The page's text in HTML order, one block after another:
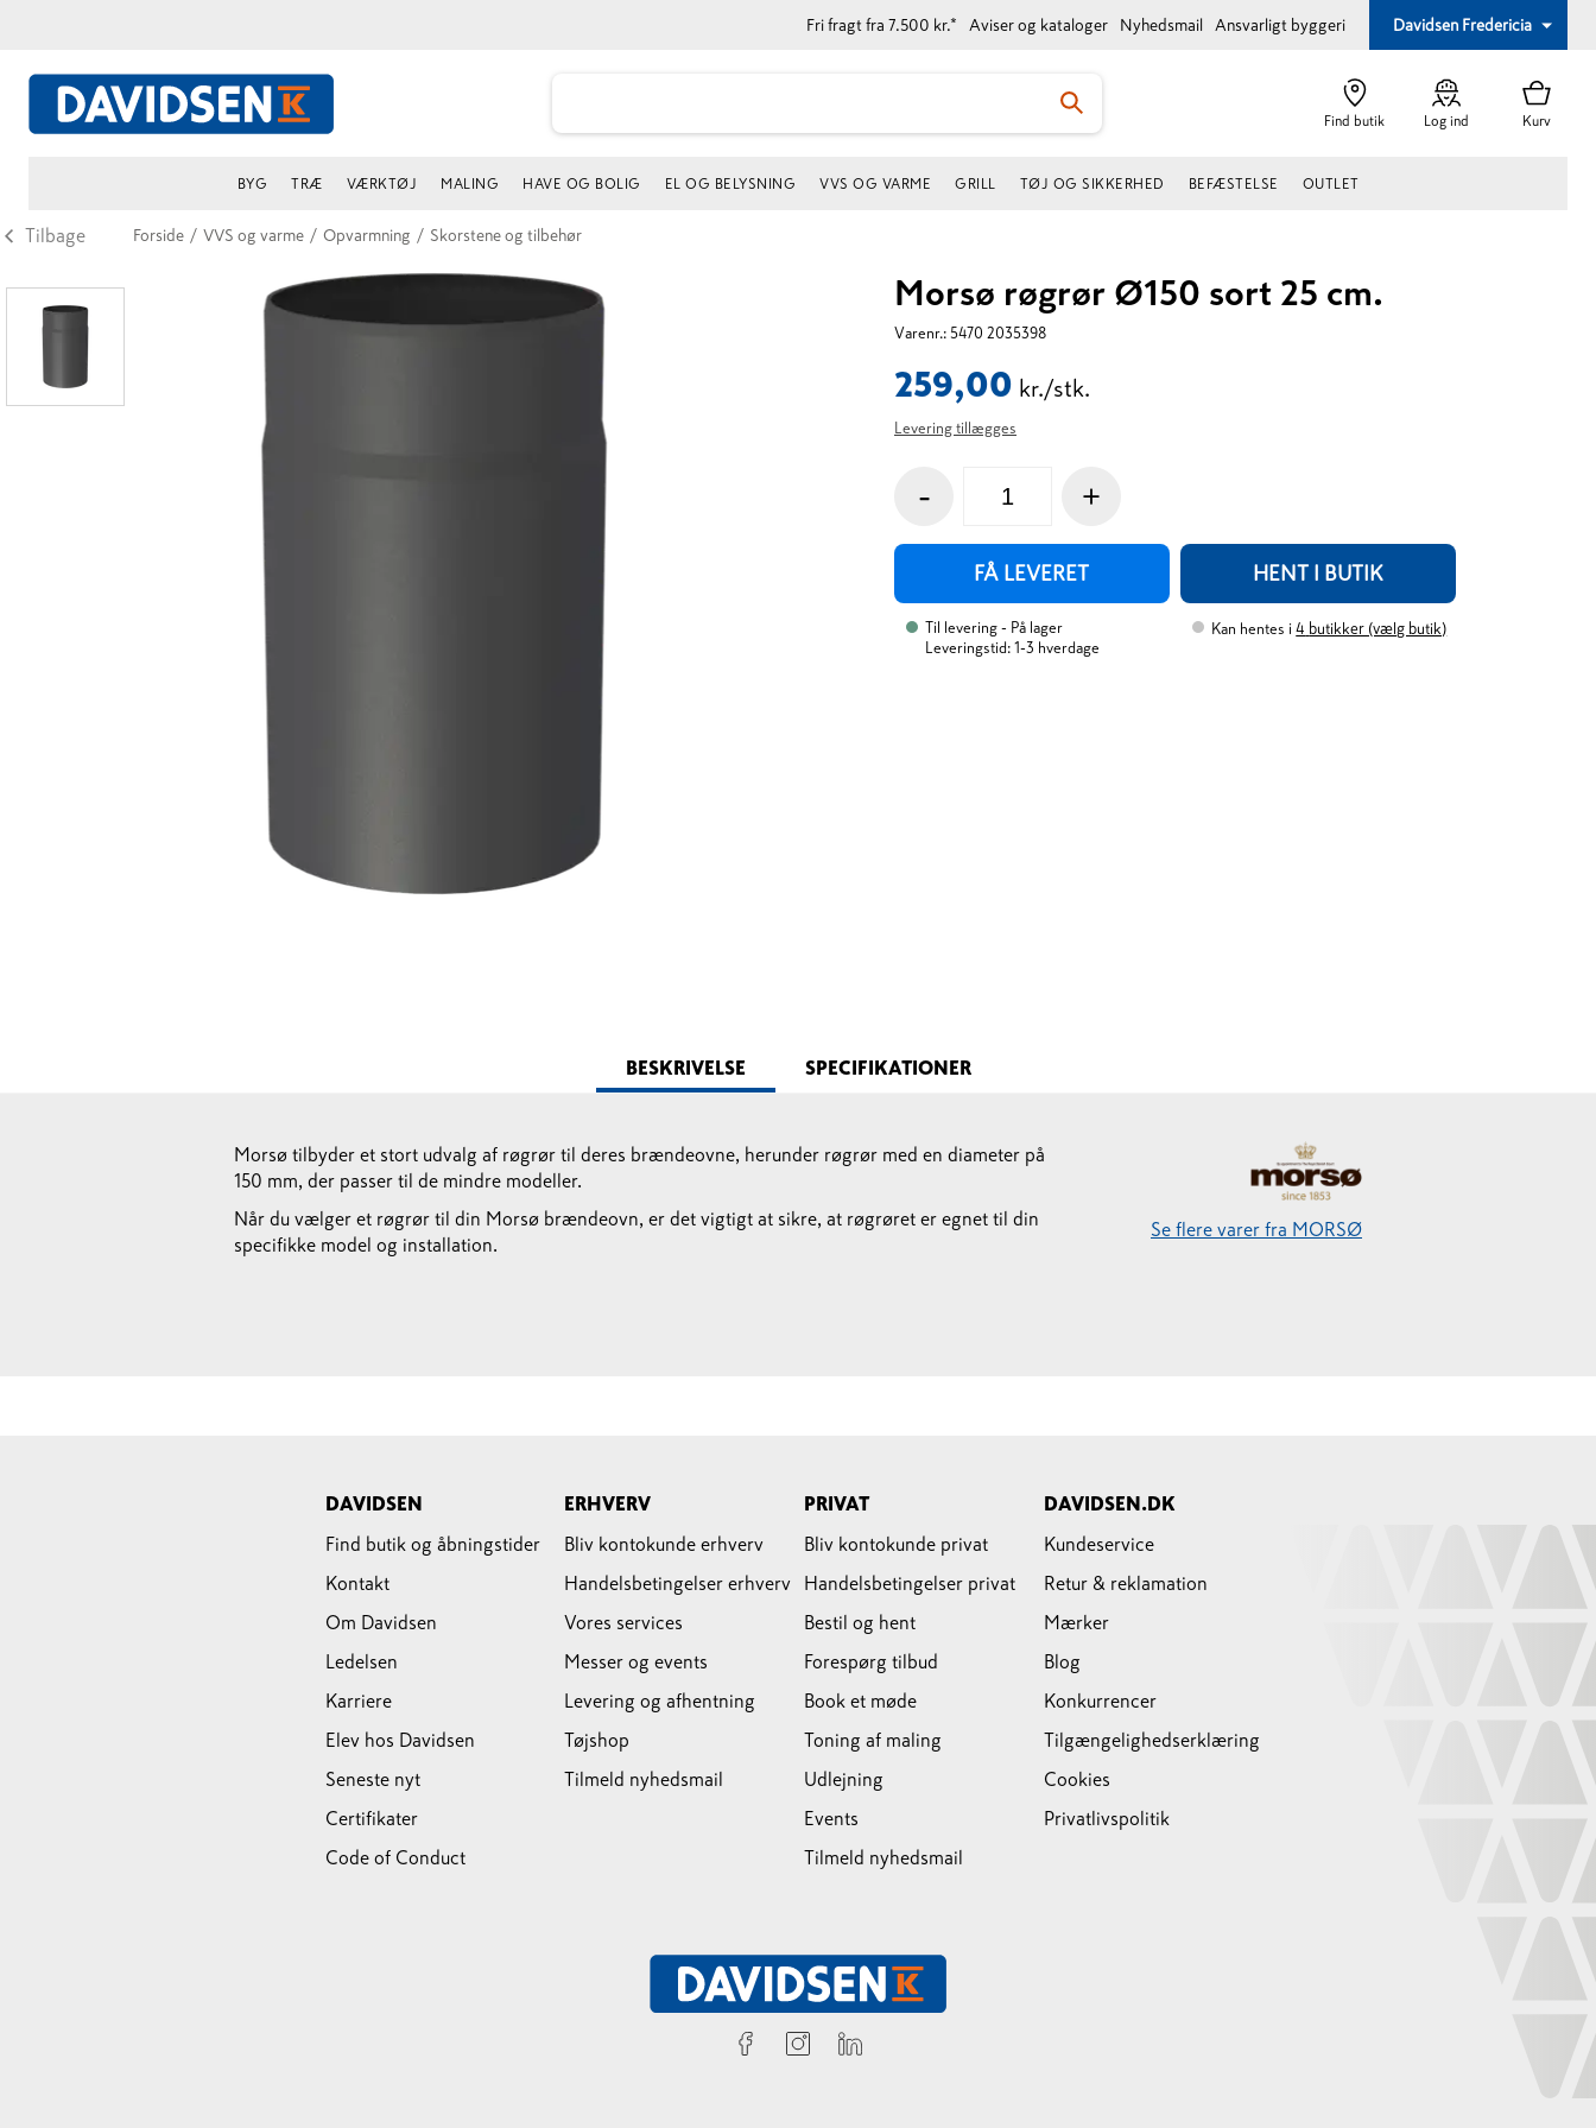
Fri fragt fra 7.500 kr.* Aviser og kataloger Nyhedsmail Ansvarligt byggeri Davidsen Fredericia
Find butik Log ind Kurv
BYG TRÆ VÆRKTØJ MALING HAVE OG BOLIG EL OG BELYSNING VVS OG VARME GRILL TØJ OG SIKKERHED BEFÆSTELSE OUTLET
Tilbage Forside / VVS og varme / Opvarmning / Skorstene og tilbehør
Morsø røgrør Ø150 sort 25 cm.
Varenr.: 5470 2035398
259,00 kr./stk.
Levering tillægges
- +
FÅ LEVERET HENT I BUTIK
Til levering - På lager
Leveringstid: 1-3 hverdage
Kan hentes i 4 butikker (vælg butik)
BESKRIVELSE SPECIFIKATIONER
Morsø tilbyder et stort udvalg af røgrør til deres brændeovne, herunder røgrør med en diameter på
150 mm, der passer til de mindre modeller.
Når du vælger et røgrør til din Morsø brændeovn, er det vigtigt at sikre, at røgrøret er egnet til din
specifikke model og installation.
Se flere varer fra MORSØ
DAVIDSEN
Find butik og åbningstider
Kontakt
Om Davidsen
Ledelsen
Karriere
Elev hos Davidsen
Seneste nyt
Certifikater
Code of Conduct
ERHVERV
Bliv kontokunde erhverv
Handelsbetingelser erhverv
Vores services
Messer og events
Levering og afhentning
Tøjshop
Tilmeld nyhedsmail
PRIVAT
Bliv kontokunde privat
Handelsbetingelser privat
Bestil og hent
Forespørg tilbud
Book et møde
Toning af maling
Udlejning
Events
Tilmeld nyhedsmail
DAVIDSEN.DK
Kundeservice
Retur & reklamation
Mærker
Blog
Konkurrencer
Tilgængelighedserklæring
Cookies
Privatlivspolitik